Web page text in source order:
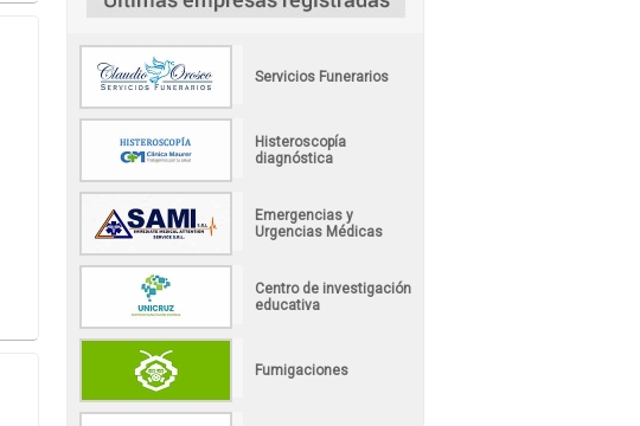
Servicios Funerarios
Histeroscopía
diagnóstica
Emergencias y
Urgencias Médicas
Centro de investigación
educativa
Fumigaciones